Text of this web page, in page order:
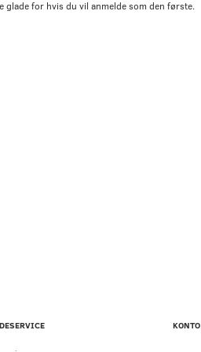
glade for hvis du vil anmelde som den første.
KONTO